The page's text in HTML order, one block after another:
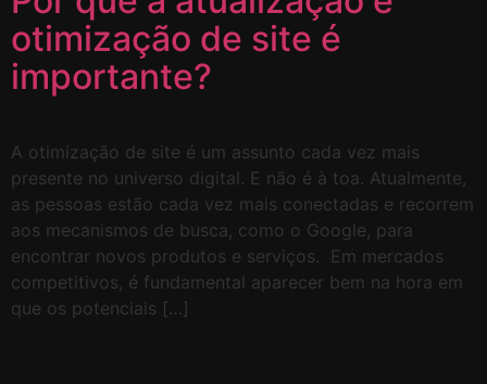
otimização de site é
importante?
A otimização de site é um assunto cada vez mais
presente no universo digital. E não é à toa. Atualmente,
as pessoas estão cada vez mais conectadas e recorrem
aos mecanismos de busca, como o Google, para
encontrar novos produtos e serviços. Em mercados
competitivos, é fundamental aparecer bem na hora em
que os potenciais […]